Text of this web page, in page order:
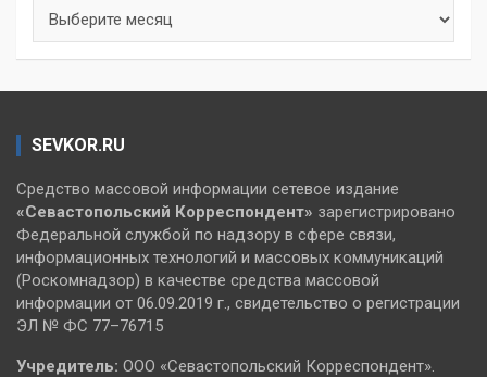
SEVKOR.RU
Средство массовой информации сетевое издание
«Севастопольский Корреспондент» зарегистрировано
Федеральной службой по надзору в сфере связи,
информационных технологий и массовых коммуникаций
(Роскомнадзор) в качестве средства массовой
информации от 06.09.2019 г., свидетельство о регистрации
ЭЛ № ФС 77–76715
Учредитель: ООО «Севастопольский Корреспондент».